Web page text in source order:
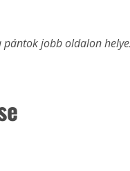
jobb oldalon